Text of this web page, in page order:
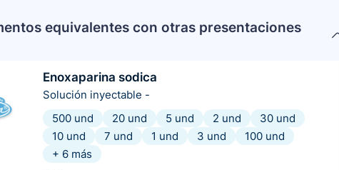
equivalentes con otras presentaciones
Enoxaparina sodica
Solución inyectable -
500 und
20 und 5 und 2 und
30 und
10 und
7 und 1 und 3 und
100 und
+ 6 más